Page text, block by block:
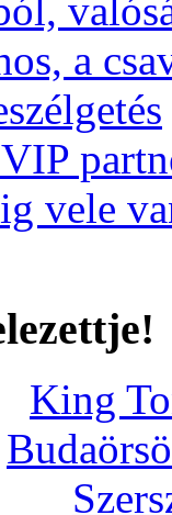
a
vele